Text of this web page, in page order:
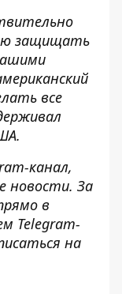
защищать
все
канал,
новости. За
в
Telegram-
на